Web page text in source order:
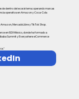
dentro del ecosistema: operando marcas
operativa en Amazon y Coca-Cola
MercadoLibre y TikTok Shop.
en ISDI México, donde ha formado a
Summit y Everywhere eCommerce